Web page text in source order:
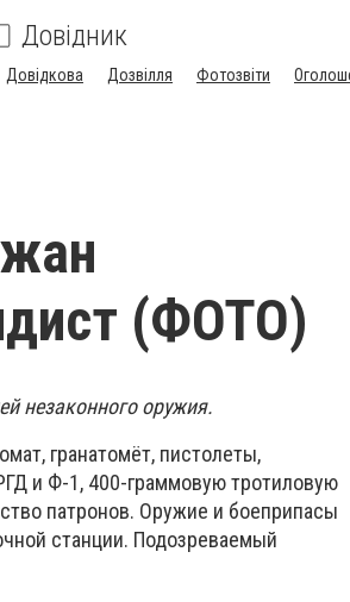
Довідник
Довідкова Дозвілля Фотозвіти
(ФОТО)
незаконного оружия.
гранатомёт, пистолеты,
и Ф-1, 400-граммовую тротиловую
патронов. Оружие и боеприпасы
станции. Подозреваемый